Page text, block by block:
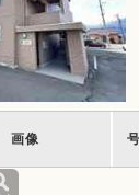
画像